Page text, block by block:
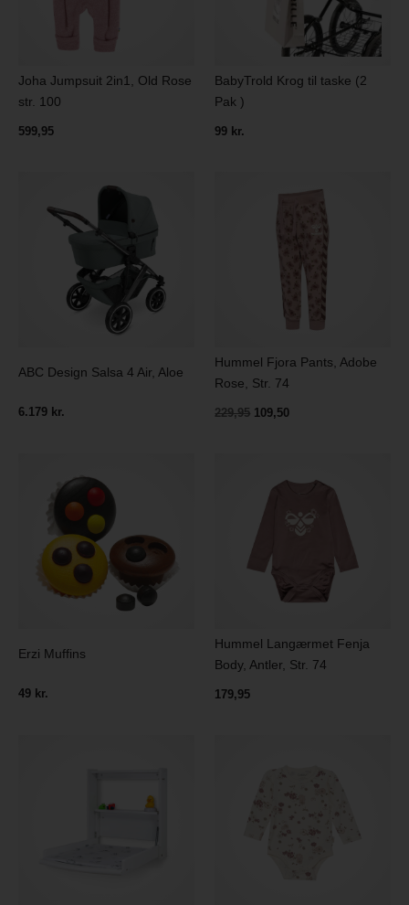
Joha Jumpsuit 2in1, Old Rose
str. 100
599,95
BabyTrold Krog til taske (2
Pak )
99 kr.
ABC Design Salsa 4 Air, Aloe
6.179 kr.
Hummel Fjora Pants, Adobe
Rose, Str. 74
229,95 109,50
Erzi Muffins
49 kr.
Hummel Langærmet Fenja
Body, Antler, Str. 74
179,95